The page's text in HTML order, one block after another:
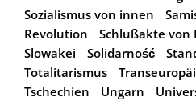
Sozialismus von innen
Revolution
Schlußakte von
Slowakei
Solidarność
Totalitarismus
Tschechien
Ungarn